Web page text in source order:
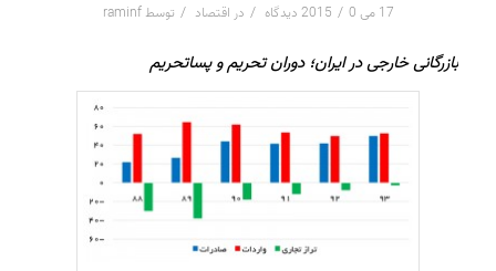
17 می 2015 / 0 دیدگاه / در اقتصاد / توسطraminf
بازرگانی خارجی در ایران؛ دوران تحریم و پساتحریم